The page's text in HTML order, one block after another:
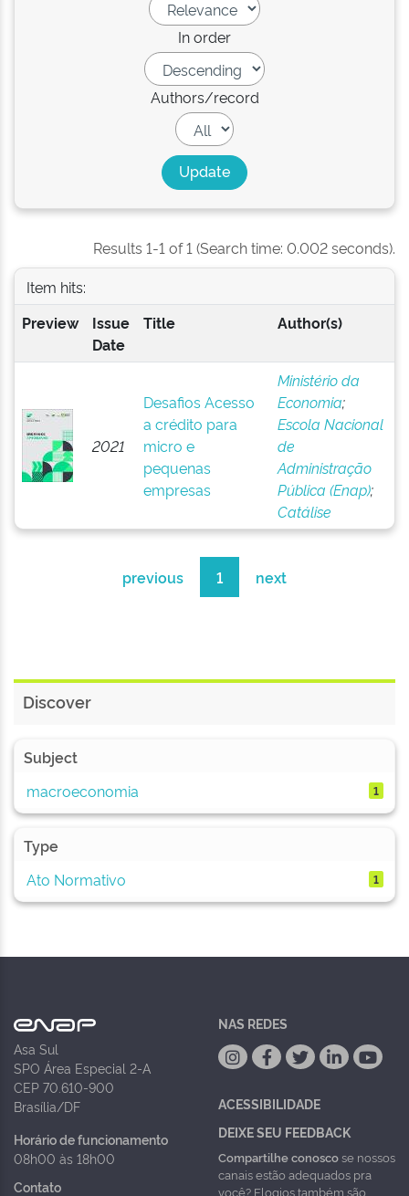
In order
Authors/record
Results 1-1 of 1 (Search time: 0.002 seconds).
Item hits:
Preview
Issue
Date
Title Author(s)
2021
Desafios Acesso
a crédito para
micro e
pequenas
empresas
Ministério da
Economia;
Escola Nacional
de
Administração
Pública (Enap);
Catálise
previous 1 next
Discover
Subject
macroeconomia
1
Type
Ato Normativo
1
Asa Sul
SPO Área Especial 2-A
CEP 70.610-900
Brasília/DF
Horário de funcionamento
08h00 às 18h00
Contato
NAS REDES
ACESSIBILIDADE
DEIXE SEU FEEDBACK
Compartilhe conoscose nossos
canais estão adequados pra
você? Elogios também são